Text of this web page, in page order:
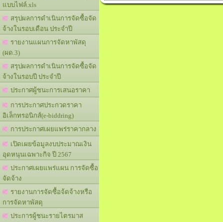
แบบไฟล์.xls
สรุปผลการดำเนินการจัดซื้อจัด
จ้างในรอบเดือน ประจำปี
รายงานแผนการจัดหาพัสดุ
(ผด.3)
สรุปผลการดำเนินการจัดซื้อจัด
จ้างในรอบปี ประจำปี
ประกาศผู้ชนะการเสนอราคา
การประกาศประกวดราคา
อิเล็กทรอนิกส์(e-biddring)
การประกาศเผยแพร่ราคากลาง
เปิดเผยข้อมูลงบประมาณเงิน
อุดหนุนเฉพาะกิจ ปี 2567
ประกาศเผยแพร่แผน การจัดซื้อ
จัดจ้าง
รายงานการจัดซื้อจ้ดจ้างหรือ
การจัดหาพัสดุ
ประการผู้ชนะรายไตรมาส